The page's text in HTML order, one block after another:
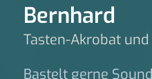
Bernhard
Tasten-Akrobat
Bastelt gerne